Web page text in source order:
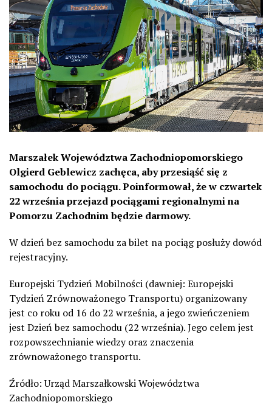
Marszałek Województwa Zachodniopomorskiego
Olgierd Geblewicz zachęca, aby przesiąść się z
samochodu do pociągu. Poinformował, że w czwartek
22 września przejazd pociągami regionalnymi na
Pomorzu Zachodnim będzie darmowy.
W dzień bez samochodu za bilet na pociąg posłuży dowód
rejestracyjny.
Europejski Tydzień Mobilności (dawniej: Europejski
Tydzień Zrównoważonego Transportu) organizowany
jest co roku od 16 do 22 września, a jego zwieńczeniem
jest Dzień bez samochodu (22 września). Jego celem jest
rozpowszechnianie wiedzy oraz znaczenia
zrównoważonego transportu.
Źródło: Urząd Marszałkowski Województwa
Zachodniopomorskiego